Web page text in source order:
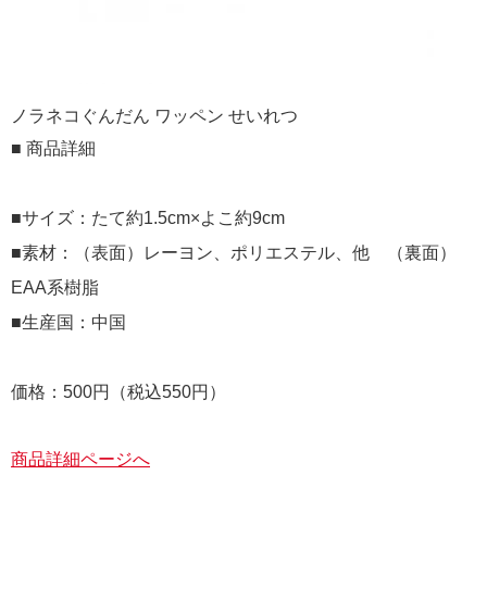
ノラネコぐんだん ワッペン せいれつ
■ 商品詳細
■サイズ：たて約1.5cm×よこ約9cm
■素材：（表面）レーヨン、ポリエステル、他 （裏面）
EAA系樹脂
■生産国：中国
価格：500円（税込550円）
商品詳細ページへ